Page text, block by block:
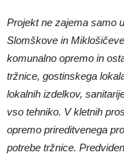
Projekt ne zajema samo
Slomškove in
komunalno opremo in
tržnice, gostinskega
lokalnih izdelkov,
vso tehniko. V kletnih
opremo prireditvenega
potrebe tržnice.